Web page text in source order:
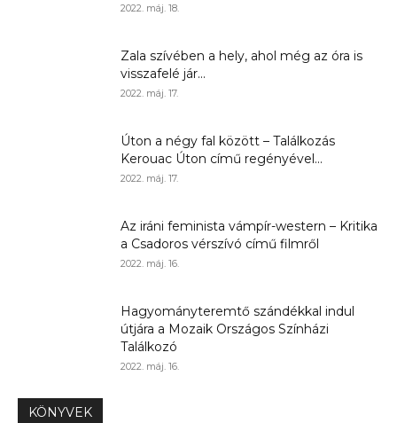
2022. máj. 18.
Zala szívében a hely, ahol még az óra is
visszafelé jár...
2022. máj. 17.
Úton a négy fal között – Találkozás
Kerouac Úton című regényével...
2022. máj. 17.
Az iráni feminista vámpír-western – Kritika
a Csadoros vérszívó című filmről
2022. máj. 16.
Hagyományteremtő szándékkal indul
útjára a Mozaik Országos Színházi
Találkozó
2022. máj. 16.
KÖNYVEK